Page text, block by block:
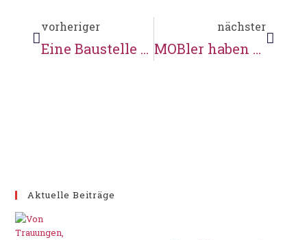
vorheriger
Eine Baustelle kommt selten allein
nächster
MOBler haben den Durchblick
Aktuelle Beiträge